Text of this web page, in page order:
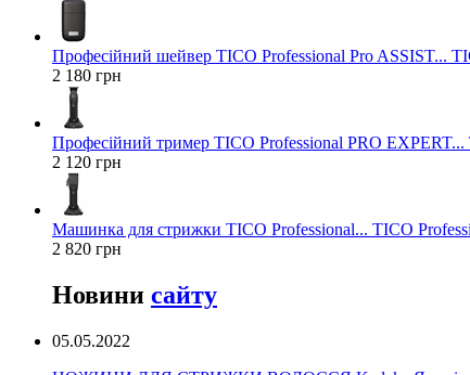
Професійний шейвер TICO Professional Pro ASSIST...
2 180 грн
Професійний тример TICO Professional PRO EXPERT...
2 120 грн
Машинка для стрижки TICO Professional... TICO
2 820 грн
Новини сайту
05.05.2022